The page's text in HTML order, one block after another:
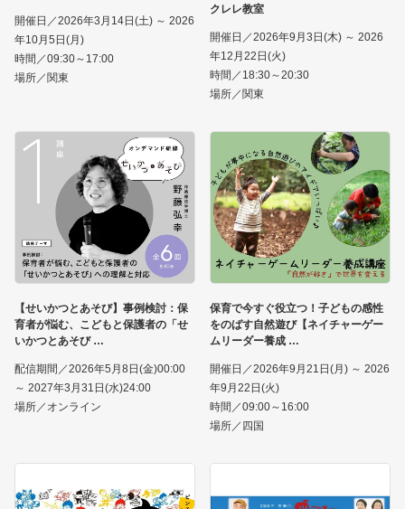
開催日／2026年3月14日(土) ～ 2026
年10月5日(月)
時間／09:30～17:00
場所／関東
クレレ教室
開催日／2026年9月3日(木) ～ 2026
年12月22日(火)
時間／18:30～20:30
場所／関東
【せいかつとあそび】事例検討：保
育者が悩む、こどもと保護者の「せ
いかつとあそび
配信期間／2026年5月8日(金)00:00
～ 2027年3月31日(水)24:00
場所／オンライン
保育で今すぐ役立つ！子どもの感性
をのばす自然遊び【ネイチャーゲー
ムリーダー養成
開催日／2026年9月21日(月) ～ 2026
年9月22日(火)
時間／09:00～16:00
場所／四国